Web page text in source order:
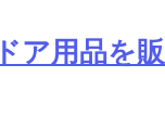
ア用品を販